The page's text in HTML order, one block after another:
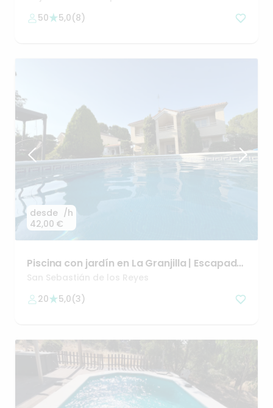
50
5,0(8)
desde
42,00 €
/h
Piscina con jardín en La Granjilla | Escapada
cerca Madrid
San Sebastián de los Reyes
20
5,0(3)